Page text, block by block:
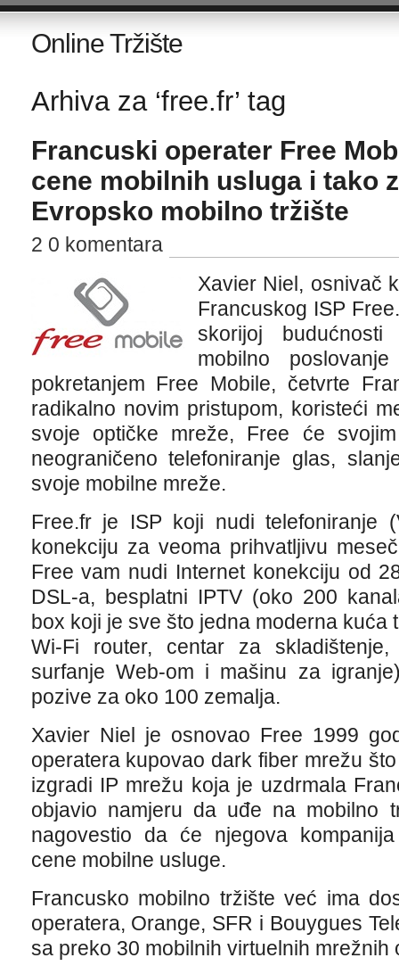
Online Tržište
Arhiva za ‘free.fr’ tag
Francuski operater Free
cene mobilnih usluga i tako
Evropsko mobilno tržište
2 0 komentara
Xavier Niel, osnivač
Francuskog ISP
skorijoj
mobilno
pokretanjem Free Mobile, četvrte
radikalno novim pristupom, koristeći
svoje optičke mreže, Free će
neograničeno telefoniranje glas,
svoje mobilne mreže.
Free.fr je ISP koji nudi telefoniranje
konekciju za veoma prihvatljivu
Free vam nudi Internet konekciju od
DSL-a, besplatni IPTV (oko 200
box koji je sve što jedna moderna kuća
Wi-Fi router, centar za
surfanje Web-om i mašinu za
pozive za oko 100 zemalja.
Xavier Niel je osnovao Free 1999
operatera kupovao dark fiber mrežu
izgradi IP mrežu koja je uzdrmala
objavio namjeru da uđe na mobilno
nagovestio da će njegova
cene mobilne usluge.
Francusko mobilno tržište već ima
operatera, Orange, SFR i Bouygues
sa preko 30 mobilnih virtuelnih mrežnih